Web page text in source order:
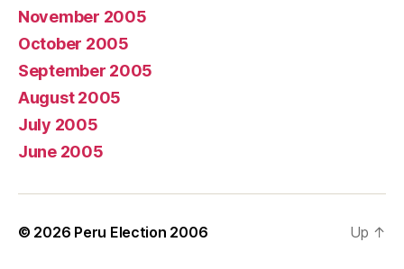
November 2005
October 2005
September 2005
August 2005
July 2005
June 2005
© 2026 Peru Election 2006 Up ↑